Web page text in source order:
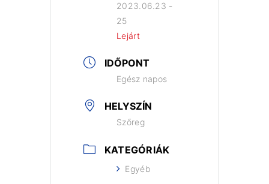
2023.06.23 -
25
Lejárt
IDŐPONT
Egész napos
HELYSZÍN
Szőreg
KATEGÓRIÁK
Egyéb